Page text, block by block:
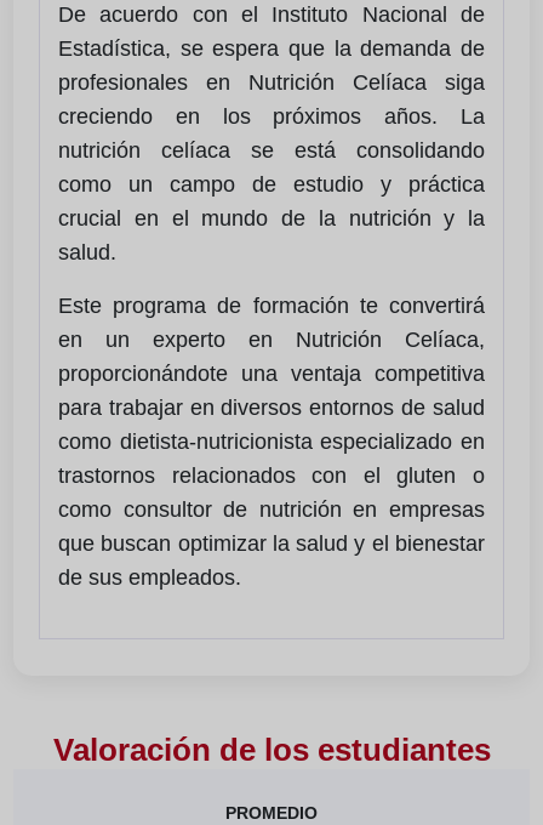
De acuerdo con el Instituto Nacional de
Estadística, se espera que la demanda de
profesionales en Nutrición Celíaca siga
creciendo en los próximos años. La
nutrición celíaca se está consolidando
como un campo de estudio y práctica
crucial en el mundo de la nutrición y la
salud.
Este programa de formación te convertirá
en un experto en Nutrición Celíaca,
proporcionándote una ventaja competitiva
para trabajar en diversos entornos de salud
como dietista-nutricionista especializado en
trastornos relacionados con el gluten o
como consultor de nutrición en empresas
que buscan optimizar la salud y el bienestar
de sus empleados.
Valoración de los estudiantes
PROMEDIO